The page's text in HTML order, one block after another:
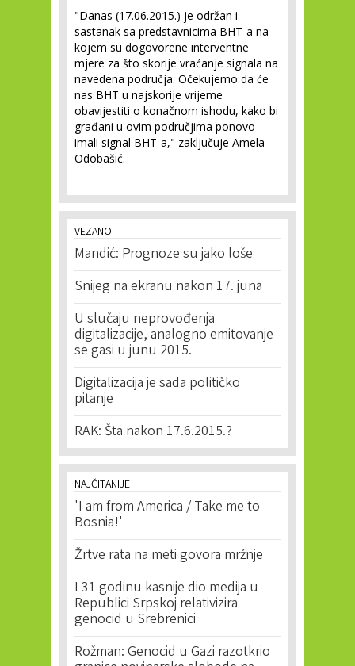
"Danas (17.06.2015.) je održan i
sastanak sa predstavnicima BHT-a na
kojem su dogovorene interventne
mjere za što skorije vraćanje signala na
navedena područja. Očekujemo da će
nas BHT u najskorije vrijeme
obavijestiti o konačnom ishodu, kako bi
građani u ovim područjima ponovo
imali signal BHT-a," zaključuje Amela
Odobašić.
VEZANO
Mandić: Prognoze su jako loše
Snijeg na ekranu nakon 17. juna
U slučaju neprovođenja
digitalizacije, analogno emitovanje
se gasi u junu 2015.
Digitalizacija je sada političko
pitanje
RAK: Šta nakon 17.6.2015.?
NAJČITANIJE
'I am from America / Take me to
Bosnia!'
Žrtve rata na meti govora mržnje
I 31 godinu kasnije dio medija u
Republici Srpskoj relativizira
genocid u Srebrenici
Rožman: Genocid u Gazi razotkrio